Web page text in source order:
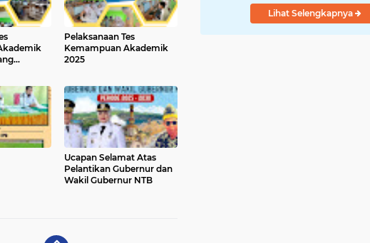
Pelaksanaan Tes
Kemampuan Akademik
2025
Ucapan Selamat Atas
Pelantikan Gubernur dan
Wakil Gubernur NTB
Lihat Selengkapnya